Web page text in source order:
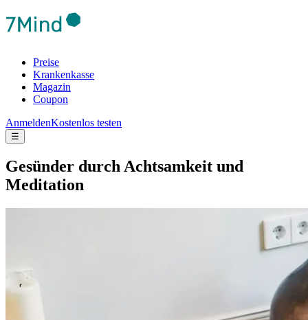
Preise
Krankenkasse
Magazin
Coupon
AnmeldenKostenlos testen
☰
Gesünder durch Achtsamkeit und
Meditation